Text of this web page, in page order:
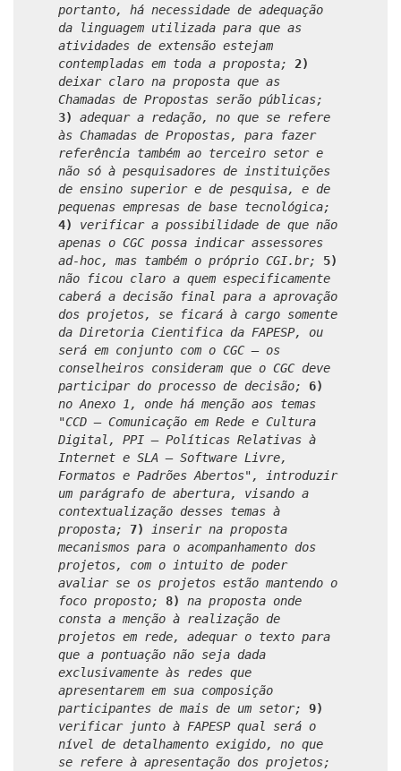
portanto, há necessidade de adequação
da linguagem utilizada para que as
atividades de extensão estejam
contempladas em toda a proposta;
2)
deixar claro na proposta que as
Chamadas de Propostas serão públicas;
3)
adequar a redação, no que se refere
às Chamadas de Propostas, para fazer
referência também ao terceiro setor e
não só à pesquisadores de instituições
de ensino superior e de pesquisa, e de
pequenas empresas de base tecnológica;
4)
verificar a possibilidade de que não
apenas o CGC possa indicar assessores
ad-hoc, mas também o próprio CGI.br; 5)
não ficou claro a quem especificamente
caberá a decisão final para a aprovação
dos projetos, se ficará à cargo somente
da Diretoria Cientifica da FAPESP, ou
será em conjunto com o CGC – os
conselheiros consideram que o CGC deve
participar do processo de decisão; 6)
no Anexo 1, onde há menção aos temas
"CCD – Comunicação em Rede e Cultura
Digital, PPI – Políticas Relativas à
Internet e SLA – Software Livre,
Formatos e Padrões Abertos", introduzir
um parágrafo de abertura, visando a
contextualização desses temas à
proposta; 7)
inserir na proposta
mecanismos para o acompanhamento dos
projetos, com o intuito de poder
avaliar se os projetos estão mantendo o
foco proposto; 8)
na proposta onde
consta a menção à realização de
projetos em rede, adequar o texto para
que a pontuação não seja dada
exclusivamente às redes que
apresentarem em sua composição
participantes de mais de um setor; 9)
verificar junto à FAPESP qual será o
nível de detalhamento exigido, no que
se refere à apresentação dos projetos;